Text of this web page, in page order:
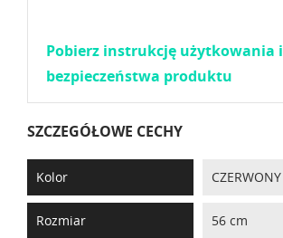
Pobierz instrukcję użytkowania i
bezpieczeństwa produktu
SZCZEGÓŁOWE CECHY
Kolor CZERWONY
Rozmiar 56 cm